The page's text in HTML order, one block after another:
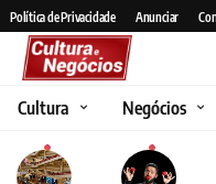
Política de Privacidade Anunciar
Cultura Negócios